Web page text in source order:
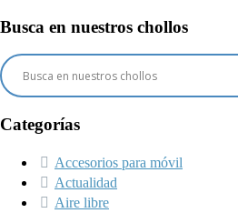
Busca en nuestros chollos
Categorías
Accesorios para móvil
Actualidad
Aire libre